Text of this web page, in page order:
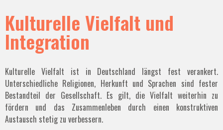
Kulturelle Vielfalt und
Integration
Kulturelle Vielfalt ist in Deutschland längst fest verankert.
Unterschiedliche Religionen, Herkunft und Sprachen sind fester
Bestandteil der Gesellschaft. Es gilt, die Vielfalt weiterhin zu
fördern und das Zusammenleben durch einen konstruktiven
Austausch stetig zu verbessern.